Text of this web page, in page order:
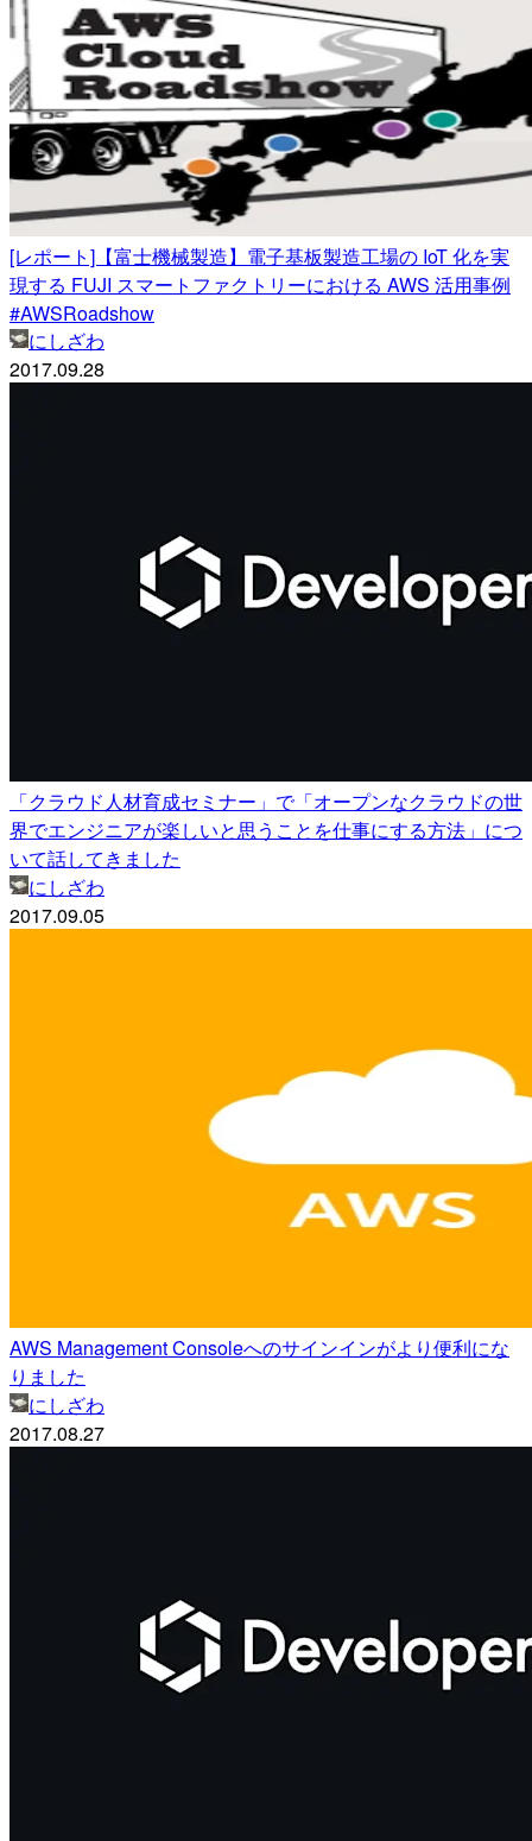
[レポート]【富士機械製造】電子基板製造工場の IoT 化を実
現する FUJI スマートファクトリーにおける AWS 活用事例
#AWSRoadshow
にしざわ
2017.09.28
「クラウド人材育成セミナー」で「オープンなクラウドの世
界でエンジニアが楽しいと思うことを仕事にする方法」につ
いて話してきました
にしざわ
2017.09.05
AWS Management Consoleへのサインインがより便利にな
りました
にしざわ
2017.08.27